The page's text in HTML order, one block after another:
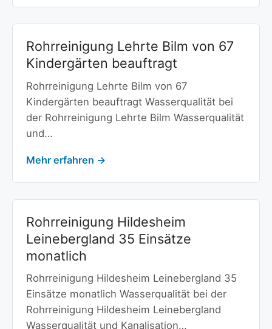
Rohrreinigung Lehrte Bilm von 67
Kindergärten beauftragt
Rohrreinigung Lehrte Bilm von 67
Kindergärten beauftragt Wasserqualität bei
der Rohrreinigung Lehrte Bilm Wasserqualität
und…
Mehr erfahren →
Rohrreinigung Hildesheim
Leinebergland 35 Einsätze
monatlich
Rohrreinigung Hildesheim Leinebergland 35
Einsätze monatlich Wasserqualität bei der
Rohrreinigung Hildesheim Leinebergland
Wasserqualität und Kanalisation…